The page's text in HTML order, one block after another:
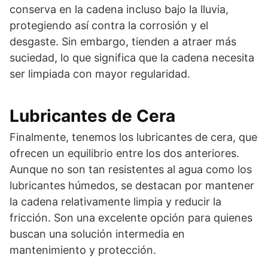
conserva en la cadena incluso bajo la lluvia,
protegiendo así contra la corrosión y el
desgaste. Sin embargo, tienden a atraer más
suciedad, lo que significa que la cadena necesita
ser limpiada con mayor regularidad.
Lubricantes de Cera
Finalmente, tenemos los lubricantes de cera, que
ofrecen un equilibrio entre los dos anteriores.
Aunque no son tan resistentes al agua como los
lubricantes húmedos, se destacan por mantener
la cadena relativamente limpia y reducir la
fricción. Son una excelente opción para quienes
buscan una solución intermedia en
mantenimiento y protección.